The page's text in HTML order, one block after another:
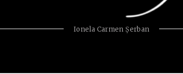
Ionela Carmen Şerban